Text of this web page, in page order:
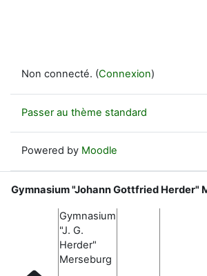
Non connecté. (Connexion)
Passer au thème standard
Powered by Moodle
Gymnasium "Johann Gottfried Herder"
Gymnasium
"J. G.
Herder"
Merseburg